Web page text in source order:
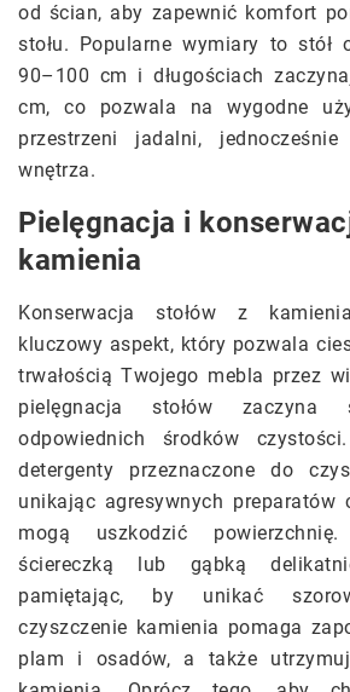
od ścian, aby zapewnić komfort
stołu. Popularne wymiary to stół
90–100 cm i długościach
cm, co pozwala na wygodne
przestrzeni jadalni,
wnętrza.
Pielęgnacja i
kamienia
Konserwacja stołów z
kluczowy aspekt, który pozwala
trwałością Twojego mebla przez
pielęgnacja stołów
odpowiednich środków
detergenty przeznaczone do
unikając agresywnych preparatów
mogą uszkodzić
ściereczką lub gąbką
pamiętając, by unikać
czyszczenie kamienia pomaga
plam i osadów, a także